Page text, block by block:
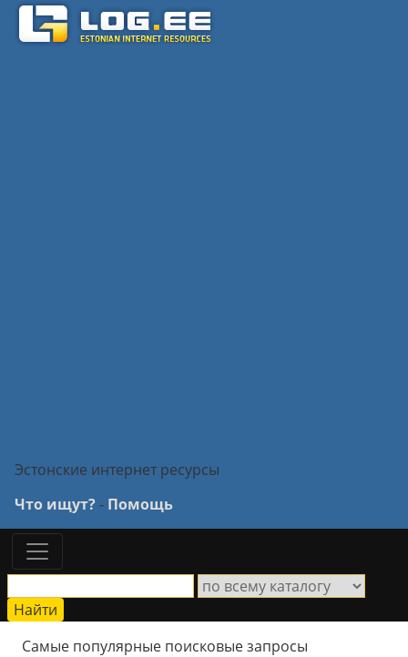
Эстонские интернет ресурсы
Что ищут?- Помощь
Самые популярные поисковые запросы